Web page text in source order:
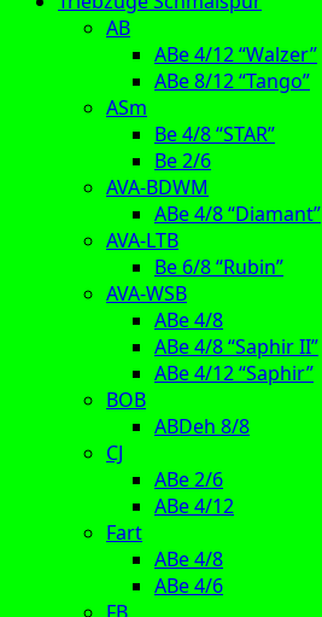
AB
ABe 4/12 “Walzer”
ABe 8/12 “Tango”
ASm
Be 4/8 “STAR”
Be 2/6
AVA-BDWM
ABe 4/8 “Diamant”
AVA-LTB
Be 6/8 “Rubin”
AVA-WSB
ABe 4/8
ABe 4/8 “Saphir II”
ABe 4/12 “Saphir”
BOB
ABDeh 8/8
CJ
ABe 2/6
ABe 4/12
Fart
ABe 4/8
ABe 4/6